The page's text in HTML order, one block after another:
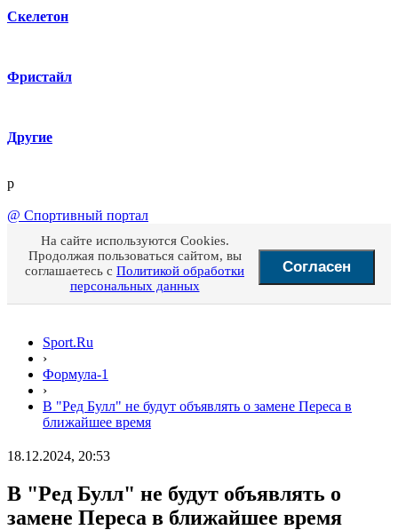
Скелетон
Фристайл
Другие
p
@ Спортивный портал
На сайте используются Cookies.
Продолжая пользоваться сайтом, вы
соглашаетесь с Политикой обработки
персональных данных
Согласен
Sport.Ru
›
Формула-1
›
В "Ред Булл" не будут объявлять о замене Переса в
ближайшее время
18.12.2024, 20:53
В "Ред Булл" не будут объявлять о
замене Переса в ближайшее время